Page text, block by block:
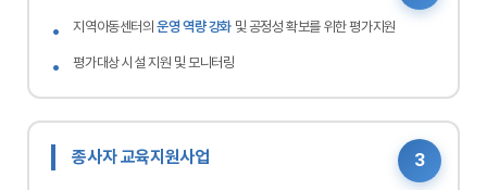
지역아동센터의운영 역량 강화 및 공정성 확보를 위한 평가지원
평가대상 시설 지원 및 모니터링
3
종사자 교육지원사업